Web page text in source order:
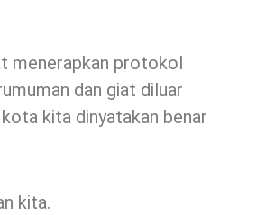
menerapkan protokol
dan giat diluar
kita dinyatakan benar
kita.